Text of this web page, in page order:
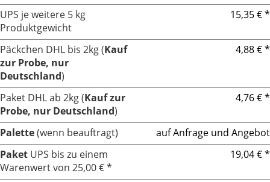
UPS je weitere 5 kg
Produktgewicht
15,35 € *
Päckchen DHL bis 2kg (Kauf
zur Probe, nur
Deutschland)
4,88 € *
Paket DHL ab 2kg (Kauf zur
Probe, nur Deutschland)
4,76 € *
Palette(wenn beauftragt)
auf Anfrage und Angebot
Paket UPS bis zu einem
Warenwert von 25,00 € *
19,04 € *